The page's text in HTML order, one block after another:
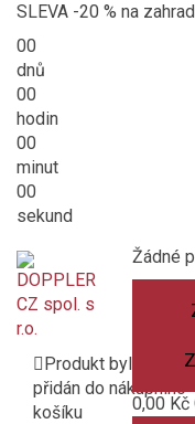
SLEVA -20 % na
00
dnů
00
hodin
00
minut
00
sekund
Košík
Žádné
0,00 Kč
Produkt byl
přidán do nákupního
košíku